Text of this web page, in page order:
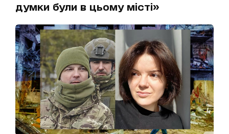
думки були в цьому місті»